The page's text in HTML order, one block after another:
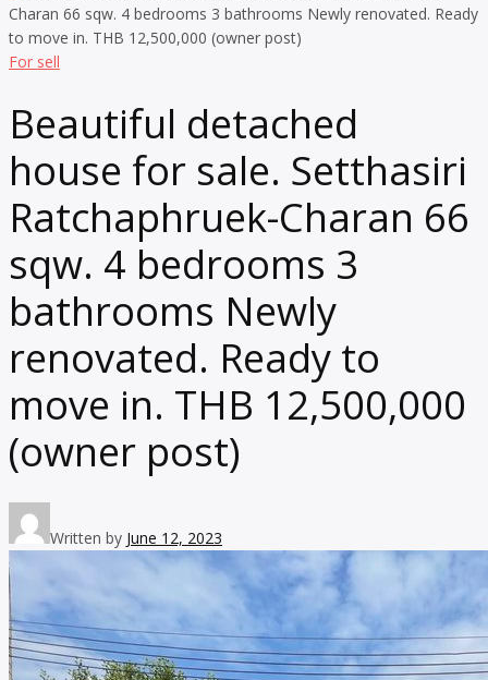
For sell
Beautiful detached
house for sale. Setthasiri
Ratchaphruek-Charan 66
sqw. 4 bedrooms 3
bathrooms Newly
renovated. Ready to
move in. THB 12,500,000
(owner post)
Written by June 12, 2023